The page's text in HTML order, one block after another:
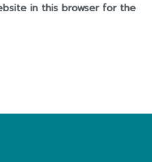
in this browser for the